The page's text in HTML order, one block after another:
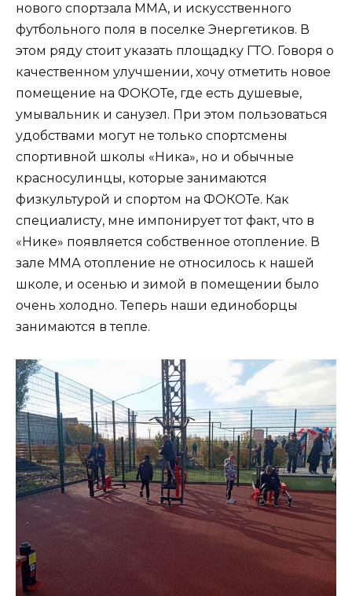
нового спортзала ММА, и искусственного
футбольного поля в поселке Энергетиков. В
этом ряду стоит указать площадку ГТО. Говоря о
качественном улучшении, хочу отметить новое
помещение на ФОКОТе, где есть душевые,
умывальник и санузел. При этом пользоваться
удобствами могут не только спортсмены
спортивной школы «Ника», но и обычные
красносулинцы, которые занимаются
физкультурой и спортом на ФОКОТе. Как
специалисту, мне импонирует тот факт, что в
«Нике» появляется собственное отопление. В
зале ММА отопление не относилось к нашей
школе, и осенью и зимой в помещении было
очень холодно. Теперь наши единоборцы
занимаются в тепле.